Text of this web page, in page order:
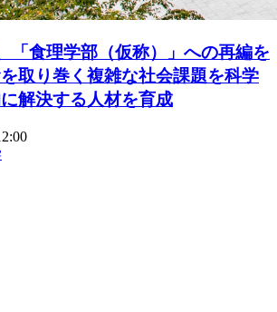
「食理学部（仮称）」への再編を
取り巻く複雑な社会課題を科学
解決する人材を育成